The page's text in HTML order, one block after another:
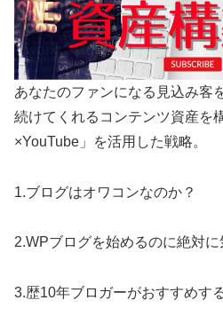
あなたのファンになる見込み客
続けてくれるコンテンツ資産を
×YouTube」を活用した戦略。
1.ブログはオワコンなのか？
2.WPブログを始めるのに絶対
3.歴10年ブロガーがおすすめす